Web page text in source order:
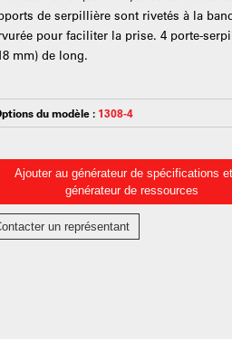
de serpillière sont rivetés à la
pour faciliter la prise. 4 porte-
mm) de long.
du modèle : 1308-4
Ajouter au générateur de spécifications
générateur de ressources
un représentant